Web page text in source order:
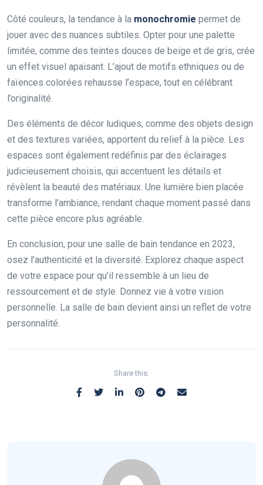
Côté couleurs, la tendance à la monochromie permet de
jouer avec des nuances subtiles. Opter pour une palette
limitée, comme des teintes douces de beige et de gris, crée
un effet visuel apaisant. L’ajout de motifs ethniques ou de
faïences colorées rehausse l’espace, tout en célébrant
l’originalité.
Des éléments de décor ludiques, comme des objets design
et des textures variées, apportent du relief à la pièce. Les
espaces sont également redéfinis par des éclairages
judicieusement choisis, qui accentuent les détails et
révèlent la beauté des matériaux. Une lumière bien placée
transforme l’ambiance, rendant chaque moment passé dans
cette pièce encore plus agréable.
En conclusion, pour une salle de bain tendance en 2023,
osez l’authenticité et la diversité. Explorez chaque aspect
de votre espace pour qu’il ressemble à un lieu de
ressourcement et de style. Donnez vie à votre vision
personnelle. La salle de bain devient ainsi un reflet de votre
personnalité.
Share this: